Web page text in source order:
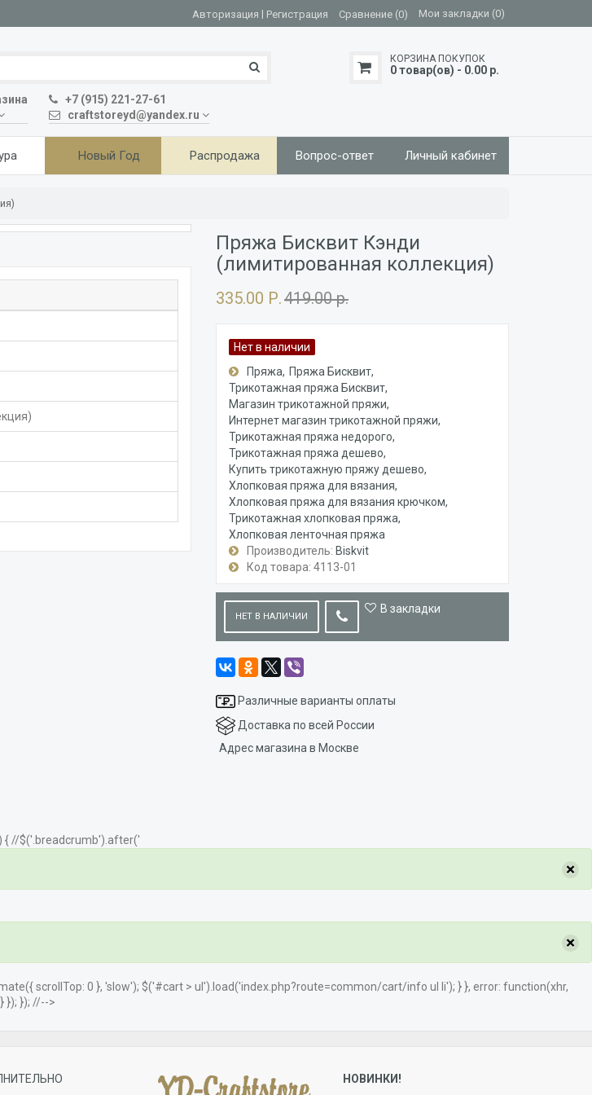
Авторизация | Регистрация Сравнение (0) Мои закладки (0)
+7 (915) 221-27-61
craftstoreyd@yandex.ru
КОРЗИНА ПОКУПОК
0 товар(ов) - 0.00 р.
Новый Год Распродажа Вопрос-ответ Личный кабинет
Пряжа Бисквит Кэнди
(лимитированная коллекция)
335.00 Р.419.00 р.
Нет в наличии
Пряжа Пряжа Бисквит
Трикотажная пряжа Бисквит
Магазин трикотажной пряжи
Интернет магазин трикотажной пряжи
Трикотажная пряжа недорого
Трикотажная пряжа дешево
Купить трикотажную пряжу дешево
Хлопковая пряжа для вязания
Хлопковая пряжа для вязания крючком
Трикотажная хлопковая пряжа
Хлопковая ленточная пряжа
Производитель: Biskvit
Код товара: 4113-01
НЕТ В НАЛИЧИИ
В закладки
Различные варианты оплаты
Доставка по всей России
Адрес магазина в Москве
{ //$('.breadcrumb').after('
×
×
scrollTop: 0 }, 'slow'); $('#cart > ul').load('index.php?route=common/cart/info ul li'); } }, error: function(xhr,
}); }); //-->
НОВИНКИ!